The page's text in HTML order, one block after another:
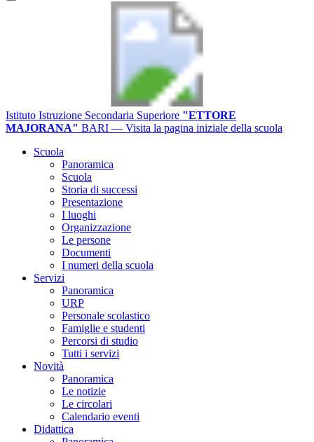
Istituto Istruzione Secondaria Superiore "ETTORE
MAJORANA" BARI — Visita la pagina iniziale della scuola
Scuola
Panoramica
Scuola
Storia di successi
Presentazione
I luoghi
Organizzazione
Le persone
Documenti
I numeri della scuola
Servizi
Panoramica
URP
Personale scolastico
Famiglie e studenti
Percorsi di studio
Tutti i servizi
Novità
Panoramica
Le notizie
Le circolari
Calendario eventi
Didattica